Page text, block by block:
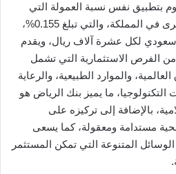
بتطبيق نفس نسبة العمولة التي
تفرضها العديد من البنوك الأخرى في المملكة، والتي تبلغ 0.155%،
تقريباً 15.5 ريال سعودي لكل عشرة آلاف ريال، ويقدم
الفرص الاستثمارية التي تشمل
والموارد الطبيعية، والرعاية
التكنولوجيا، ما يميز بنك الرياض هو
بالإضافة إلى تركيزه على
مستدامة ومعقولة، كما يسعى
المتنوعة التي تمكن المستثمر